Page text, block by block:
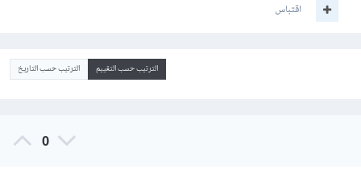
اقتباس
الترتيب حسب التقييم الترتيب حسب التاريخ
0